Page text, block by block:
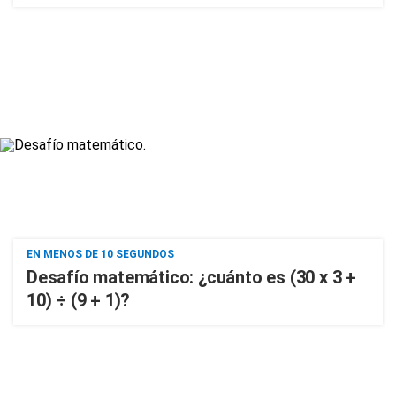
EN MENOS DE 10 SEGUNDOS
Desafío matemático: ¿cuánto es (30 x 3 +
10) ÷ (9 + 1)?